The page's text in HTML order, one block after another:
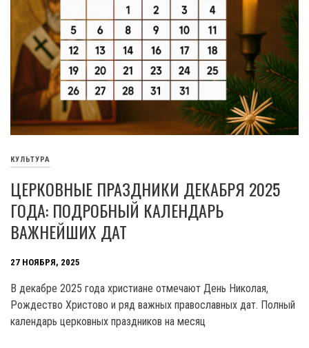
КУЛЬТУРА
ЦЕРКОВНЫЕ ПРАЗДНИКИ ДЕКАБРЯ 2025
ГОДА: ПОДРОБНЫЙ КАЛЕНДАРЬ
ВАЖНЕЙШИХ ДАТ
27 НОЯБРЯ, 2025
В декабре 2025 года христиане отмечают День Николая,
Рождество Христово и ряд важных православных дат. Полный
календарь церковных праздников на месяц